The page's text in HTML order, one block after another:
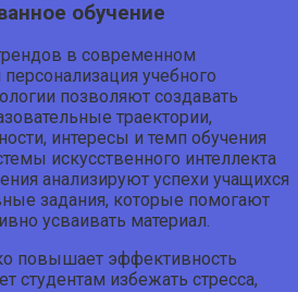
обучение
в современном
учебного
позволяют создавать
траектории,
интересы и темп обучения
искусственного интеллекта
анализируют успехи учащихся
задания, которые помогают
усваивать материал.
повышает эффективность
студентам избежать стресса,